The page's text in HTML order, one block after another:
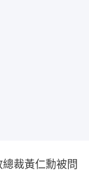
裁黃仁勳被問